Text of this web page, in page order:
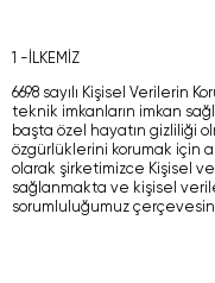
1 -İLKEMİZ
6698 sayılı Kişisel Verilerin
teknik imkanların imkan
başta özel hayatın gizliliği
özgürlüklerini korumak için
olarak şirketimizce Kişisel
sağlanmakta ve kişisel
sorumluluğumuz